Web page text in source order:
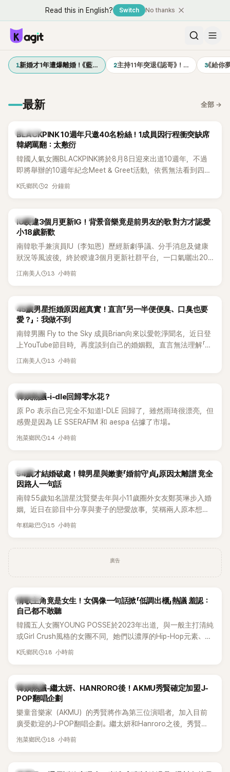
Read this in English? Switch No thanks
1新婚才1年遭爆離婚！《藍… 2主持11年突退《認哥》！… 3《給你
最新 全部 →
K-POP
BLACKPINK 10週年只邀40名粉絲！1成員因行程衝突缺席
韓網罵翻：太敷衍
韓國人氣女團BLACKPINK將於8月8日迎來出道10週年，不過
即將舉辦的10週年紀念Meet & Greet活動，依舊無法看到四人
合體。根據韓媒《MyDaily》7日報導，當天將由Jisoo（智秀）、
K氏鄉民 2 分鐘前
韓星
IU睽違3個月更新IG！背景音樂竟是前男友的歌 對方才認愛
小18歲新歡
南韓歌手兼演員IU（李知恩）歷經新劇爭議、分手消息及健康
狀況等風波後，終於睽違3個月更新社群平台，一口氣曬出20
張近況照，讓大批粉絲又驚又喜。不過，比起照片本身，更引
江南美人 13 小時前
韓星
45歲男星拒婚原因超真實！直言「另一半便便臭、口臭也要
愛？」：我做不到
南韓男團 Fly to the Sky 成員Brian向來以愛乾淨聞名，近日登
上YouTube節目時，再度談到自己的婚姻觀，直言無法理解「連
另一半的口臭、便便臭都要愛」這種說法，更大方表明自己是不
江南美人 13 小時前
熱議討論
韓娛熱議-i-dle回歸零水花？
原 Po 表示自己完全不知道I-DLE 回歸了，雖然雨琦很漂亮，但
感覺是因為 LE SSERAFIM 和 aespa 佔據了市場。
泡菜鄉民 14 小時前
韓星
54歲才結婚破處！韓男星與嫩妻「婚前守貞」原因太離譜 竟全
因路人一句話
南韓55歲知名諧星沈賢燮去年與小11歲圈外女友鄭英琳步入婚
姻，近日在節目中分享與妻子的戀愛故事，笑稱兩人原本想享
受兩人世界，沒想到站在飯店門口時竟被路人認出，還一路替
年糕歐巴 15 小時前
廣告
K-POP
情歌主角竟是女生！女偶像一句話掀「低調出櫃」熱議 羞認：
自己都不敢聽
韓國五人女團YOUNG POSSE於2023年出道，與一般主打清純
或Girl Crush風格的女團不同，她們以濃厚的Hip-Hop元素、自
創Rap及成員親自參與創作為特色，MV也融入美式街頭、塗
為第五代女團中極具辨識度的新生代代表之一。
K氏鄉民 18 小時前
熱議討論
韓娛熱議-繼太妍、HANRORO後！AKMU秀賢確定加盟J-
POP翻唱企劃
樂童音樂家（AKMU）的秀賢將作為第三位演唱者，加入目前
廣受歡迎的J-POP翻唱企劃。繼太妍和Hanroro之後，秀賢已
獲選為第三首翻唱歌曲的主唱，並於近期完成錄音。
泡菜鄉民 18 小時前